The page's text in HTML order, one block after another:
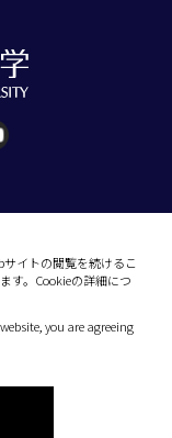
イトの閲覧を続けるこ
す。Cookieの詳細につ
you are agreeing
790-